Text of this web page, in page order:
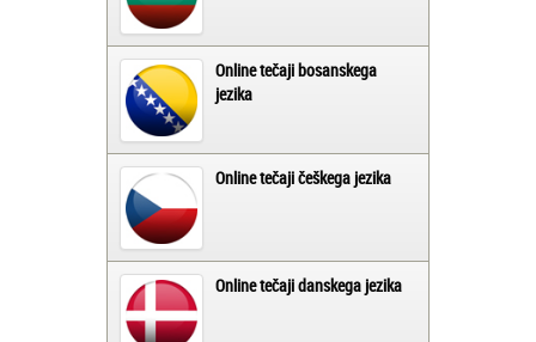
Online tečaji bosanskega
jezika
Online tečaji češkega jezika
Online tečaji danskega jezika